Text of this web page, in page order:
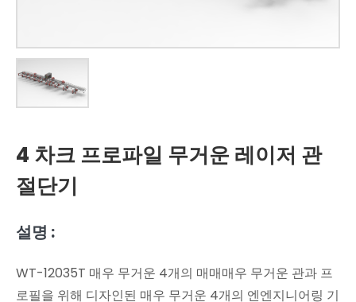
4 차크 프로파일 무거운 레이저 관
절단기
설명 :
WT-12035T 매우 무거운 4개의 매매매우 무거운 관과 프
로필을 위해 디자인된 매우 무거운 4개의 엔엔지니어링 기